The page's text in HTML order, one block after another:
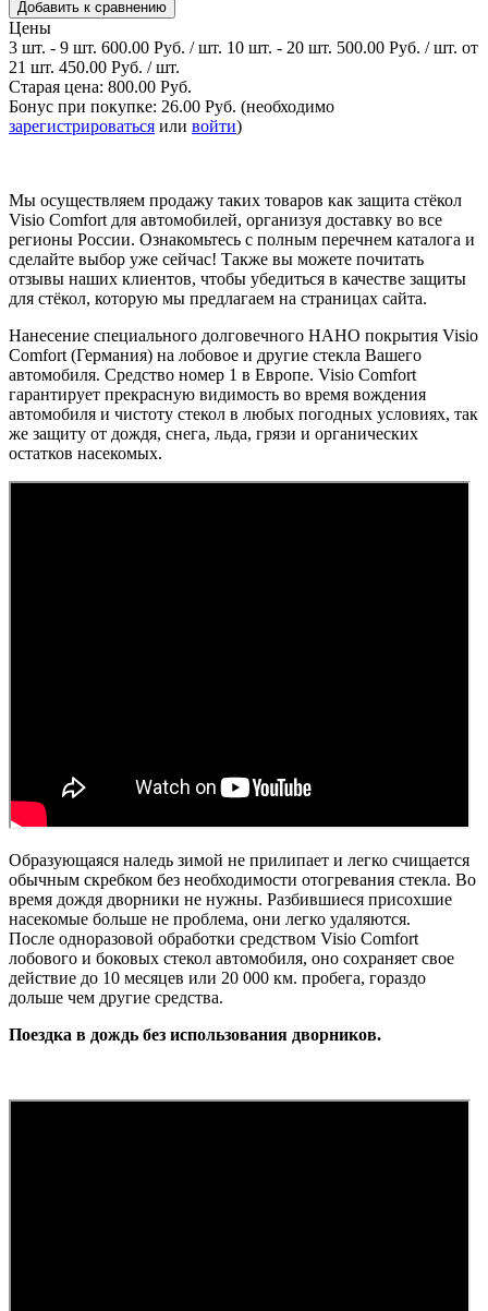
Цены
3 шт. - 9 шт. 600.00 Руб. / шт. 10 шт. - 20 шт. 500.00 Руб. / шт. от
21 шт. 450.00 Руб. / шт.
Старая цена: 800.00 Руб.
Бонус при покупке: 26.00 Руб. (необходимо
зарегистрироваться или войти)
Мы осуществляем продажу таких товаров как защита стёкол
Visio Comfort для автомобилей, организуя доставку во все
регионы России. Ознакомьтесь с полным перечнем каталога и
сделайте выбор уже сейчас! Также вы можете почитать
отзывы наших клиентов, чтобы убедиться в качестве защиты
для стёкол, которую мы предлагаем на страницах сайта.
Нанесение специального долговечного НАНО покрытия Visio
Comfort (Германия) на лобовое и другие стекла Вашего
автомобиля. Средство номер 1 в Европе. Visio Comfort
гарантирует прекрасную видимость во время вождения
автомобиля и чистоту стекол в любых погодных условиях, так
же защиту от дождя, снега, льда, грязи и органических
остатков насекомых.
Образующаяся наледь зимой не прилипает и легко счищается
обычным скребком без необходимости отогревания стекла. Во
время дождя дворники не нужны. Разбившиеся присохшие
насекомые больше не проблема, они легко удаляются.
После одноразовой обработки средством Visio Comfort
лобового и боковых стекол автомобиля, оно сохраняет свое
действие до 10 месяцев или 20 000 км. пробега, гораздо
дольше чем другие средства.
Поездка в дождь без использования дворников.